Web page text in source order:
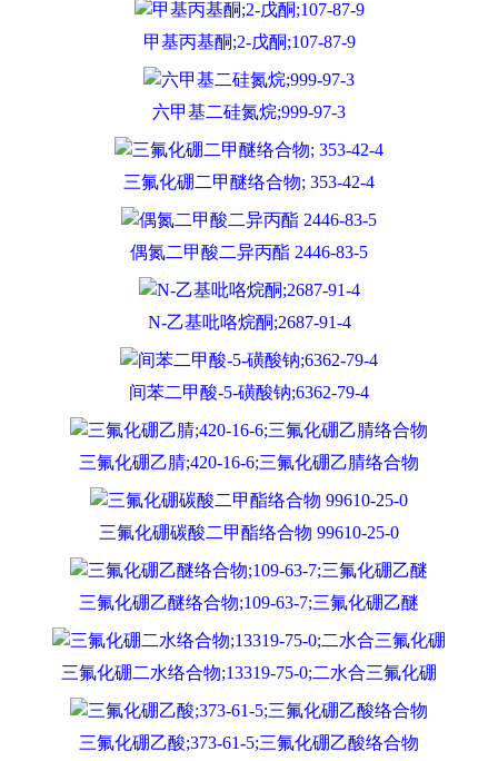
甲基丙基酮;2-戊酮;107-87-9
六甲基二硅氮烷;999-97-3
三氟化硼二甲醚络合物; 353-42-4
偶氮二甲酸二异丙酯 2446-83-5
N-乙基吡咯烷酮;2687-91-4
间苯二甲酸-5-磺酸钠;6362-79-4
三氟化硼乙腈;420-16-6;三氟化硼乙腈络合物
三氟化硼碳酸二甲酯络合物 99610-25-0
三氟化硼乙醚络合物;109-63-7;三氟化硼乙醚
三氟化硼二水络合物;13319-75-0;二水合三氟化硼
三氟化硼乙酸;373-61-5;三氟化硼乙酸络合物